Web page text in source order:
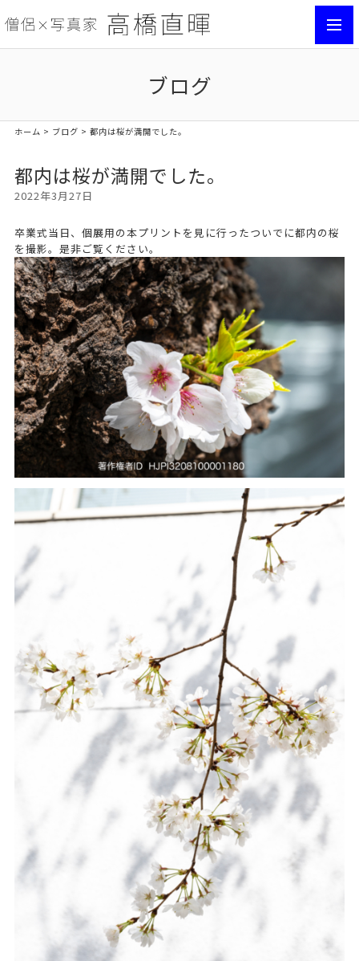
ブログ
ホーム > ブログ > 都内は桜が満開でした。
都内は桜が満開でした。
2022年3月27日
卒業式当日、個展用の本プリントを見に行ったついでに都内の桜
を撮影。是非ご覧ください。